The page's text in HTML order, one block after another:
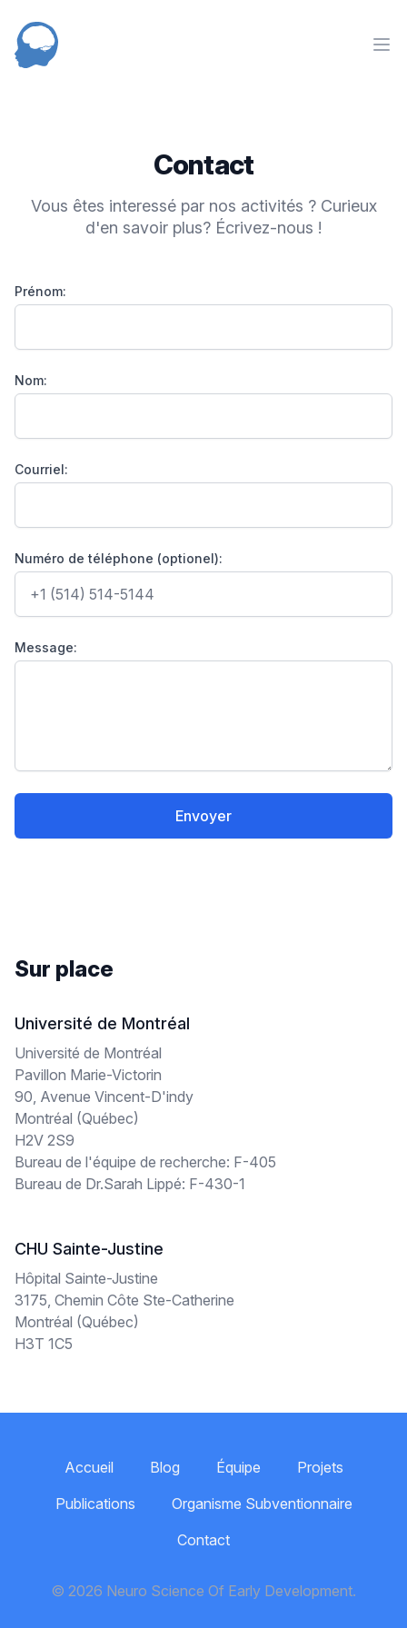
NED
Contact
Vous êtes interessé par nos activités ? Curieux
d'en savoir plus? Écrivez-nous !
Prénom:
Nom:
Courriel:
Numéro de téléphone (optionel):
Message:
Envoyer
Sur place
Université de Montréal
Université de Montréal
Pavillon Marie-Victorin
90, Avenue Vincent-D'indy
Montréal (Québec)
H2V 2S9
Bureau de l'équipe de recherche: F-405
Bureau de Dr.Sarah Lippé: F-430-1
CHU Sainte-Justine
Hôpital Sainte-Justine
3175, Chemin Côte Ste-Catherine
Montréal (Québec)
H3T 1C5
Accueil Blog Équipe
Projets
Publications
Organisme Subventionnaire
Contact
© 2026 Neuro Science Of Early Development.